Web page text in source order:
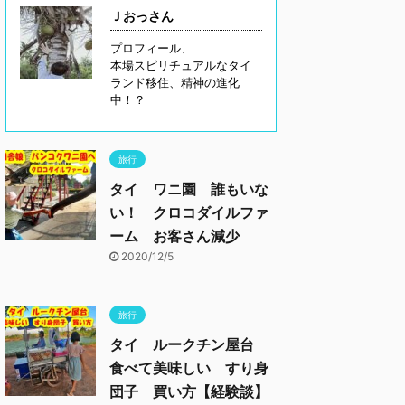
Ｊおっさん
プロフィール、
本場スピリチュアルなタイ
ランド移住、精神の進化
中！？
旅行
タイ ワニ園 誰もいな
い！ クロコダイルファ
ーム お客さん減少
2020/12/5
旅行
タイ ルークチン屋台
食べて美味しい すり身
団子 買い方【経験談】